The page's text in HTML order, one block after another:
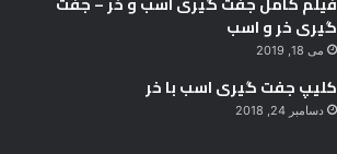
گیری خر و اسب
می 18, 2019
کلیپ جفت گیری اسب با خر
دسامبر 24, 2018